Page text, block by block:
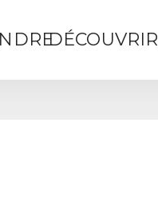
DÉCOUVRIR